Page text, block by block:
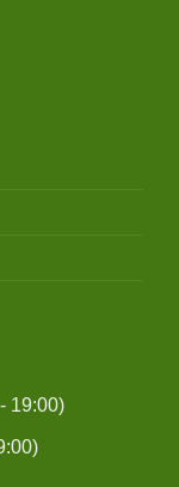
19:00)